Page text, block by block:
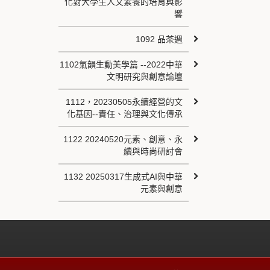
響
1092 品茶週
1102氣韻生動美學篇 --2022中華
文明研究與創意論壇
1112，20230505永續經營的文
化基因--責任、治理與文化傳承
1122 20240520元素、創意、永
續與時尚研討會
1132 20250317生成式AI與中華
元素與創意